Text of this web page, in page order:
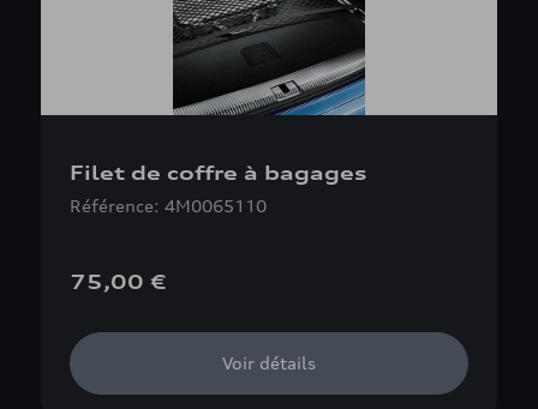
Filet de coffre à bagages
Référence: 4M0065110
75,00 €
Voir détails